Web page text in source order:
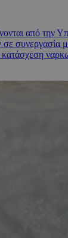
από την
συνεργασία
κατάσχεση